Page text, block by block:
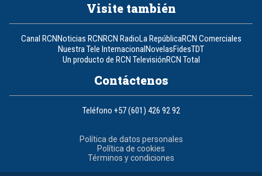
Visite también
Canal RCNNoticias RCNRCN RadioLa RepúblicaRCN Comerciales
Nuestra Tele InternacionalNovelasFidesTDT
Un producto de RCN TelevisiónRCN Total
Contáctenos
Teléfono +57 (601) 426 92 92
Política de datos personales
Política de cookies
Términos y condiciones